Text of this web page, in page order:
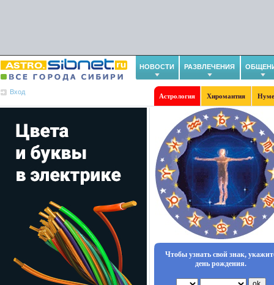
НОВОСТИ РАЗВЛЕЧЕНИЯ
Вход
Астрология Хиромантия
Чтобы узнать свой знак,
день рождения.